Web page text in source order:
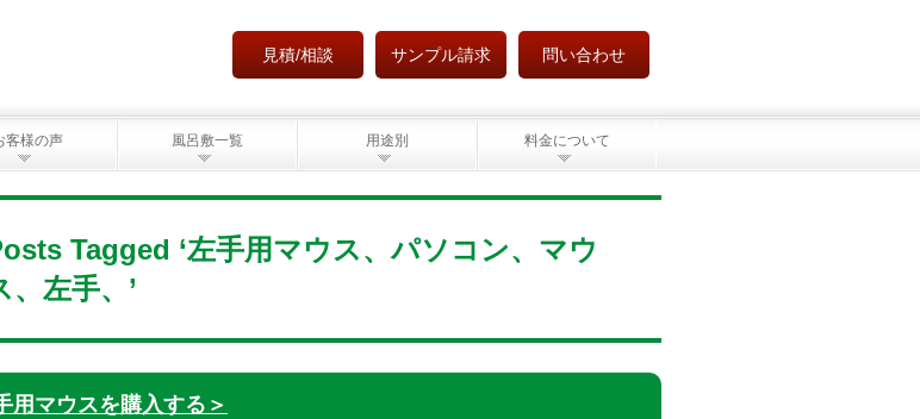
見積/相談 サンプル請求 問い合わせ
客様の声 風呂敷一覧 用途別 料金について
Tagged ‘左手用マウス、パソコン、マウ
、左手、’
用マウスを購入する＞